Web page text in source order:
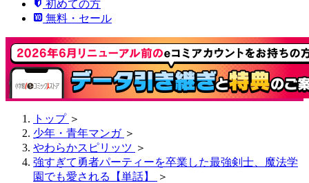
初めての方
無料・セール
トップ ＞
少年・青年マンガ ＞
やわらかスピリッツ ＞
強すぎて勇者パーティーを卒業した最強剣士、魔法学
園でも愛される【単話】
＞